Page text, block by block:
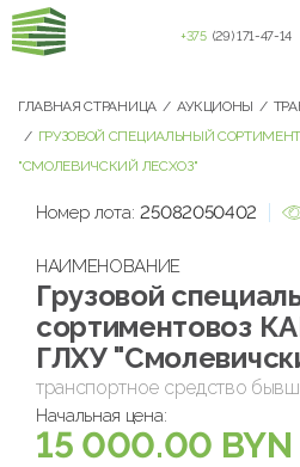
+375 (29) 171-47-14
ГЛАВНАЯ СТРАНИЦА АУКЦИОНЫ
ГРУЗОВОЙ СПЕЦИАЛЬНЫЙ
"СМОЛЕВИЧСКИЙ ЛЕСХОЗ"
Номер лота: 25082050402
НАИМЕНОВАНИЕ
Грузовой
сортиментовоз
ГЛХУ
транспортное средство
Начальная цена:
15 000.00 BYN